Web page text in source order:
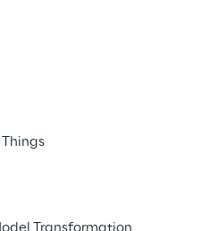
il tuo
una
il
dalla